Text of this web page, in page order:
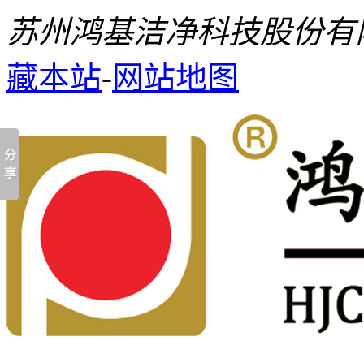
苏州鸿基洁净科技股份
藏本站-网站地图